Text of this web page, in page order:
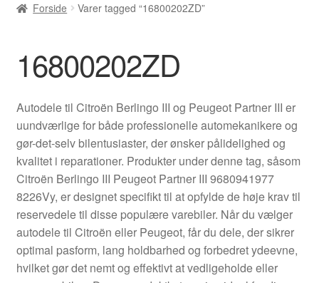
Betalinger
Kasse
Klageprocedure
Kontakte
Levering
Forside Varer tagged “16800202ZD”
16800202ZD
Autodele til Citroën Berlingo III og Peugeot Partner III er
uundværlige for både professionelle automekanikere og
gør-det-selv bilentusiaster, der ønsker pålidelighed og
kvalitet i reparationer. Produkter under denne tag, såsom
Citroën Berlingo III Peugeot Partner III 9680941977
8226Vy, er designet specifikt til at opfylde de høje krav til
reservedele til disse populære varebiler. Når du vælger
autodele til Citroën eller Peugeot, får du dele, der sikrer
optimal pasform, lang holdbarhed og forbedret ydeevne,
hvilket gør det nemt og effektivt at vedligeholde eller